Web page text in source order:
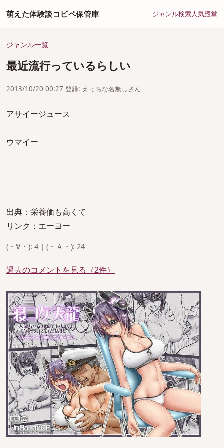
萌えた体験談コピペ保管庫 ジャンル検索人気殿堂
ジャンル一覧
最近流行っているらしい
2013/10/20 00:27 登録: えっちな名無しさん
アサイージュース
ウマイー
出典：栄養価も高くて
リンク：エーヨー
(・∀・): 4 | (・Ａ・): 24
過去のコメントを見る（2件）